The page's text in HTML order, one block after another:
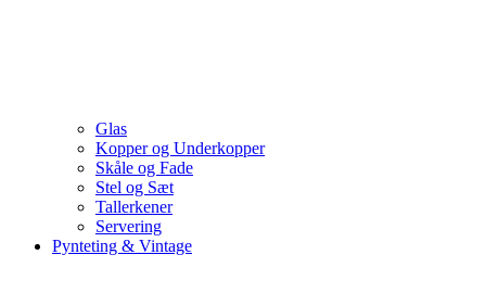
Glas
Kopper og Underkopper
Skåle og Fade
Stel og Sæt
Tallerkener
Servering
Pynteting & Vintage